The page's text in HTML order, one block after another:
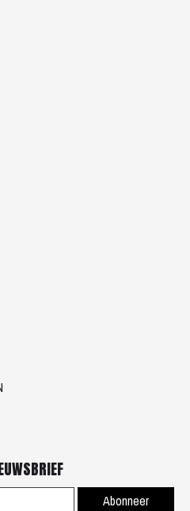
Abonneer